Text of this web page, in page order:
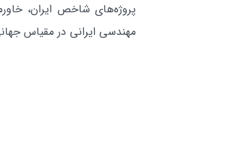
پروژه‌های شاخص ایران،
مهندسی ایرانی در مقیاس